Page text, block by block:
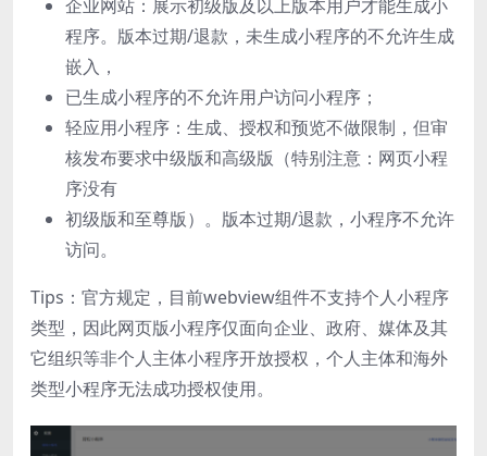
企业网站：展示初级版及以上版本用户才能生成小
程序。版本过期/退款，未生成小程序的不允许生成
嵌入，
已生成小程序的不允许用户访问小程序；
轻应用小程序：生成、授权和预览不做限制，但审
核发布要求中级版和高级版（特别注意：网页小程
序没有
初级版和至尊版）。版本过期/退款，小程序不允许
访问。
Tips：官方规定，目前webview组件不支持个人小程序
类型，因此网页版小程序仅面向企业、政府、媒体及其
它组织等非个人主体小程序开放授权，个人主体和海外
类型小程序无法成功授权使用。